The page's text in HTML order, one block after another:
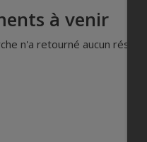
à venir
n'a retourné aucun résultat.